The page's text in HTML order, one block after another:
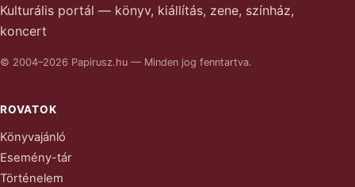
Kulturális portál — könyv, kiállítás, zene, színház,
koncert
© 2004–2026 Papirusz.hu — Minden jog fenntartva.
ROVATOK
Könyvajánló
Esemény-tár
Történelem